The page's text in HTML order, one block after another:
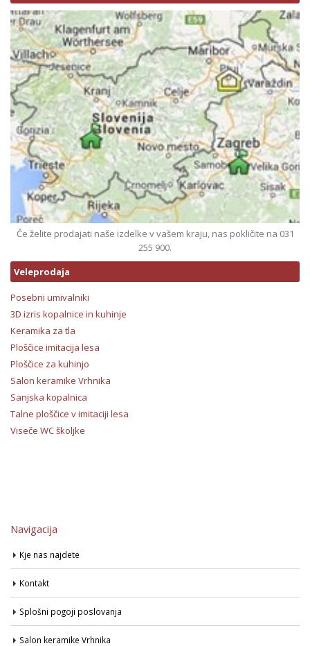
Če želite prodajati naše izdelke v vašem kraju, nas pokličite na 031
255 900.
Veleprodaja
Posebni umivalniki
3D izris kopalnice in kuhinje
Keramika za tla
Ploščice imitacija lesa
Ploščice za kuhinjo
Salon keramike Vrhnika
Sanjska kopalnica
Talne ploščice v imitaciji lesa
Viseče WC školjke
Navigacija
Kje nas najdete
Kontakt
Splošni pogoji poslovanja
Salon keramike Vrhnika